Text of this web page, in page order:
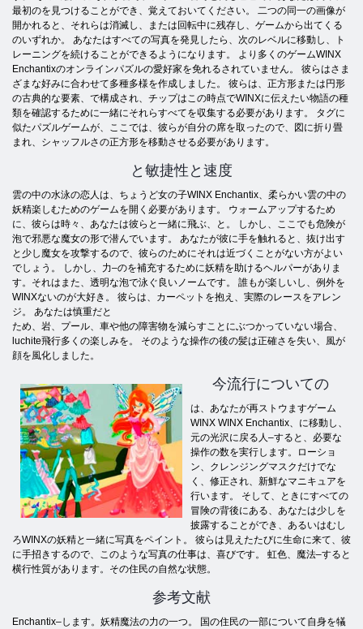
最初のを見つけることができ、覚えておいてください。 二つの同一の画像が
開かれると、それらは消滅し、または回転中に残存し、ゲームから出てくる
のいずれか。 あなたはすべての写真を発見したら、次のレベルに移動し、ト
レーニングを続けることができるようになります。 より多くのゲームWINX
Enchantixのオンラインパズルの愛好家を免れるされていません。 彼らはさま
ざまな好みに合わせて多種多様を作成しました。 彼らは、正方形または円形
の古典的な要素、で構成され、チップはこの時点でWINXに伝えたい物語の種
類を確認するために一緒にそれらすべてを収集する必要があります。 タグに
似たパズルゲームが、ここでは、彼らが自分の席を取ったので、図に折り畳
まれ、シャッフルさの正方形を移動させる必要があります。
と敏捷性と速度
雲の中の水泳の恋人は、ちょうど女の子WINX Enchantix、柔らかい雲の中の
妖精楽しむためのゲームを開く必要があります。 ウォームアップするため
に、彼らは時々、あなたは彼らと一緒に飛ぶ、と。 しかし、ここでも危険が
泡で邪悪な魔女の形で潜んでいます。 あなたが彼に手を触れると、抜け出す
と少し魔女を攻撃するので、彼らのためにそれは近づくことがない方がよい
でしょう。 しかし、力–のを補充するために妖精を助けるヘルパーがありま
す。それはまた、透明な泡で泳ぐ良いノームです。 誰もが楽しいし、例外を
WINXないのが大好き。 彼らは、カーペットを抱え、実際のレースをアレン
ジ。 あなたは慎重だと
ため、岩、プール、車や他の障害物を減らすことにぶつかっていない場合、
luchite飛行多くの楽しみを。 そのような操作の後の髪は正確さを失い、風が
顔を風化しました。
今流行についての
は、あなたが再ストウますゲーム
WINX WINX Enchantix、に移動し、
元の光沢に戻る人–すると、必要な
操作の数を実行します。ローショ
ン、クレンジングマスクだけでな
く、修正され、新鮮なマニキュアを
行います。 そして、ときにすべての
冒険の背後にある、あなたは少しを
披露することができ、あるいはむし
ろWINXの妖精と一緒に写真をペイント。 彼らは見えたたびに生命に来て、彼
に手招きするので、このような写真の仕事は、喜びです。 虹色、魔法–すると
横行性質があります。その住民の自然な状態。
参考文献
Enchantix–します。妖精魔法の力の一つ。 国の住民の一部について自身を犠